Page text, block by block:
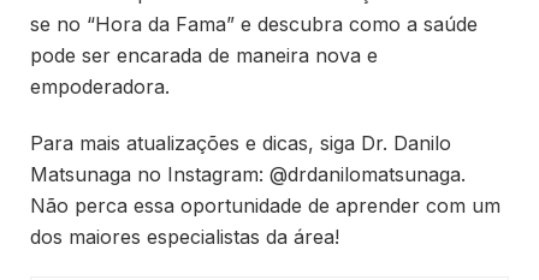
se no “Hora da Fama” e descubra como a saúde
pode ser encarada de maneira nova e
empoderadora.
Para mais atualizações e dicas, siga Dr. Danilo
Matsunaga no Instagram: @drdanilomatsunaga.
Não perca essa oportunidade de aprender com um
dos maiores especialistas da área!